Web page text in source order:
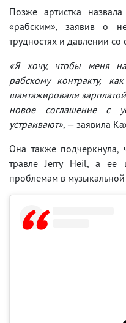
Позже артистка
«рабским», заявив о
трудностях и давлении со
«Я хочу, чтобы меня
рабскому контракту,
шантажировали
новое соглашение с
устраивают», — заявила
Она также подчеркнула,
травле Jerry Heil, а ее
проблемам в